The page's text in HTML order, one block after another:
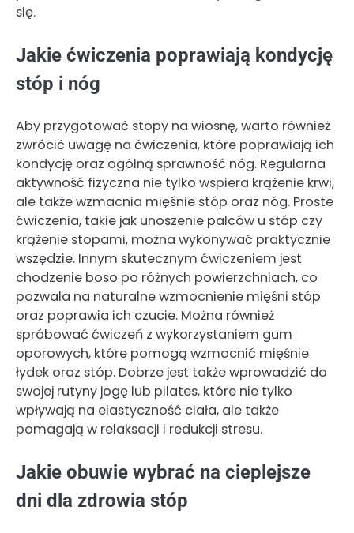
się.
Jakie ćwiczenia poprawiają kondycję
stóp i nóg
Aby przygotować stopy na wiosnę, warto również
zwrócić uwagę na ćwiczenia, które poprawiają ich
kondycję oraz ogólną sprawność nóg. Regularna
aktywność fizyczna nie tylko wspiera krążenie krwi,
ale także wzmacnia mięśnie stóp oraz nóg. Proste
ćwiczenia, takie jak unoszenie palców u stóp czy
krążenie stopami, można wykonywać praktycznie
wszędzie. Innym skutecznym ćwiczeniem jest
chodzenie boso po różnych powierzchniach, co
pozwala na naturalne wzmocnienie mięśni stóp
oraz poprawia ich czucie. Można również
spróbować ćwiczeń z wykorzystaniem gum
oporowych, które pomogą wzmocnić mięśnie
łydek oraz stóp. Dobrze jest także wprowadzić do
swojej rutyny jogę lub pilates, które nie tylko
wpływają na elastyczność ciała, ale także
pomagają w relaksacji i redukcji stresu.
Jakie obuwie wybrać na cieplejsze
dni dla zdrowia stóp